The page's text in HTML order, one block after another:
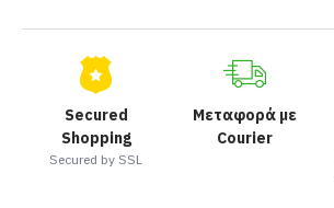
Secured
Shopping
Secured by SSL
Μεταφορά με
Courier